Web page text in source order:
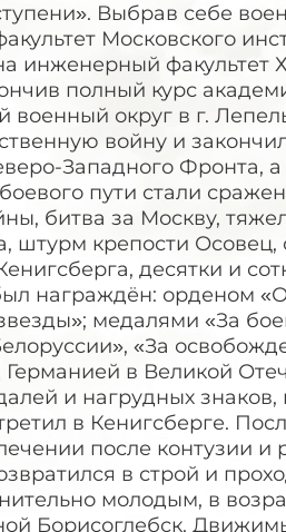
Выбрав себе
Московского
инженерный факультет
полный курс
округ в г.
войну и
Западного Фронта,
пути стали
битва за Москву,
штурм крепости
десятки и
награждён: орденом
медалями «За
«За
в Великой
и нагрудных
в Кенигсберге.
после контузии
в строй и
молодым, в
Борисоглебск.